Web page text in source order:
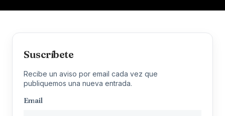
Suscríbete
Recibe un aviso por email cada vez que
publiquemos una nueva entrada.
Email